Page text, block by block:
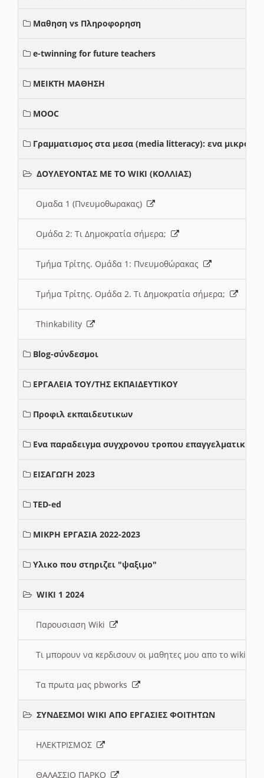
Μαθηση vs Πληροφορηση
e-twinning for future teachers
ΜΕΙΚΤΗ ΜΑΘΗΣΗ
MOOC
Γραμματισμος στα μεσα (media litteracy): ενα μικρο
ΔΟΥΛΕΥΟΝΤΑΣ ΜΕ ΤΟ WIKI (ΚΟΛΛΙΑΣ)
Ομαδα 1 (Πνευμοθωρακας)
Ομάδα 2: Τι Δημοκρατία σήμερα;
Τμήμα Τρίτης. Ομάδα 1: Πνευμοθώρακας
Τμήμα Τρίτης. Ομάδα 2. Τι Δημοκρατία σήμερα;
Thinkability
Blog-σύνδεσμοι
ΕΡΓΑΛΕΙΑ ΤΟΥ/ΤΗΣ ΕΚΠΑΙΔΕΥΤΙΚΟΥ
Προφιλ εκπαιδευτικων
Ενα παραδειγμα συγχρονου τροπου επαγγελματικης
ΕΙΣΑΓΩΓΗ 2023
TED-ed
ΜΙΚΡΗ ΕΡΓΑΣΙΑ 2022-2023
Υλικο που στηριζει "ψαξιμο"
WIKI 1 2024
Παρουσιαση Wiki
Τι μπορουν να κερδισουν οι μαθητες μου απο το wiki
Τα πρωτα μας pbworks
ΣΥΝΔΕΣΜΟΙ WIKI ΑΠΟ ΕΡΓΑΣΙΕΣ ΦΟΙΤΗΤΩΝ
ΗΛΕΚΤΡΙΣΜΟΣ
ΘΑΛΑΣΣΙΟ ΠΑΡΚΟ